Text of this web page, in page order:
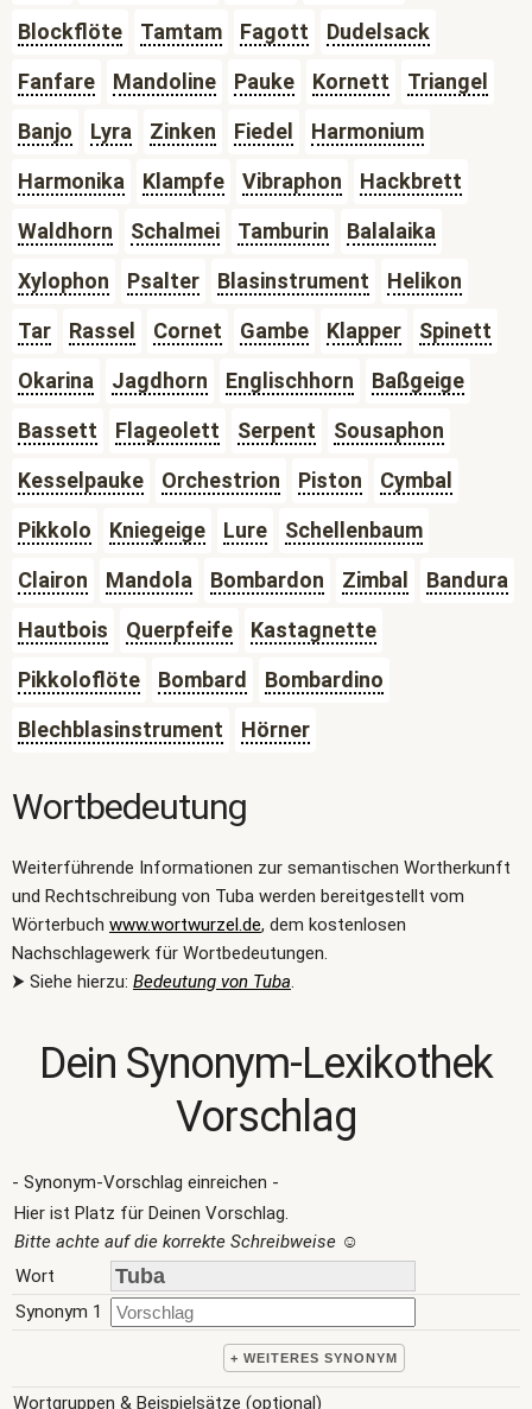
Blockflöte Tamtam Fagott
Dudelsack
Fanfare
Mandoline Pauke Kornett
Triangel
Banjo
Lyra Zinken Fiedel
Harmonium
Harmonika
Klampfe Vibraphon
Hackbrett
Waldhorn
Schalmei Tamburin
Balalaika
Xylophon
Psalter Blasinstrument
Helikon
Tar
Rassel Cornet Gambe Klapper
Spinett
Okarina
Jagdhorn Englischhorn
Baßgeige
Bassett
Flageolett Serpent
Sousaphon
Kesselpauke
Orchestrion Piston
Cymbal
Pikkolo
Kniegeige Lure
Schellenbaum
Clairon
Mandola Bombardon Zimbal
Bandura
Hautbois
Querpfeife
Kastagnette
Pikkoloflöte
Bombard
Bombardino
Blechblasinstrument
Hörner
Wortbedeutung
Weiterführende Informationen zur semantischen Wortherkunft
und Rechtschreibung von Tuba werden bereitgestellt vom
Wörterbuch www.wortwurzel.de, dem kostenlosen
Nachschlagewerk für Wortbedeutungen.
⮞ Siehe hierzu: Bedeutung von Tuba.
Dein Synonym-Lexikothek
Vorschlag
- Synonym-Vorschlag einreichen -
Hier ist Platz für Deinen Vorschlag.
Bitte achte auf die korrekte Schreibweise ☺
Wort
Synonym 1
+ WEITERES SYNONYM
Wortgruppen & Beispielsätze (optional)